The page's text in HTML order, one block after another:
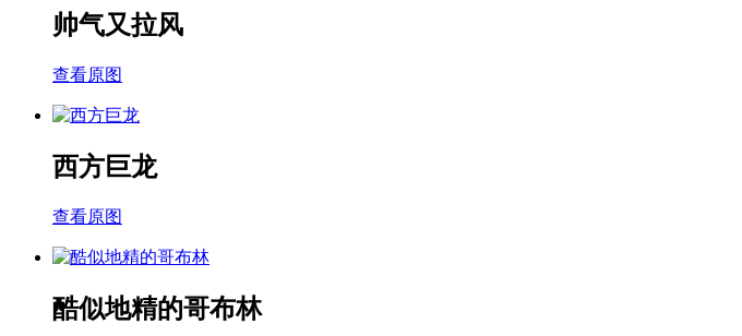
帅气又拉风
查看原图
西方巨龙
查看原图
酷似地精的哥布林